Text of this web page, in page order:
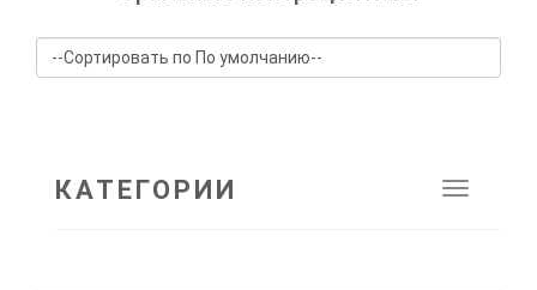
Toggle
КАТЕГОРИИ